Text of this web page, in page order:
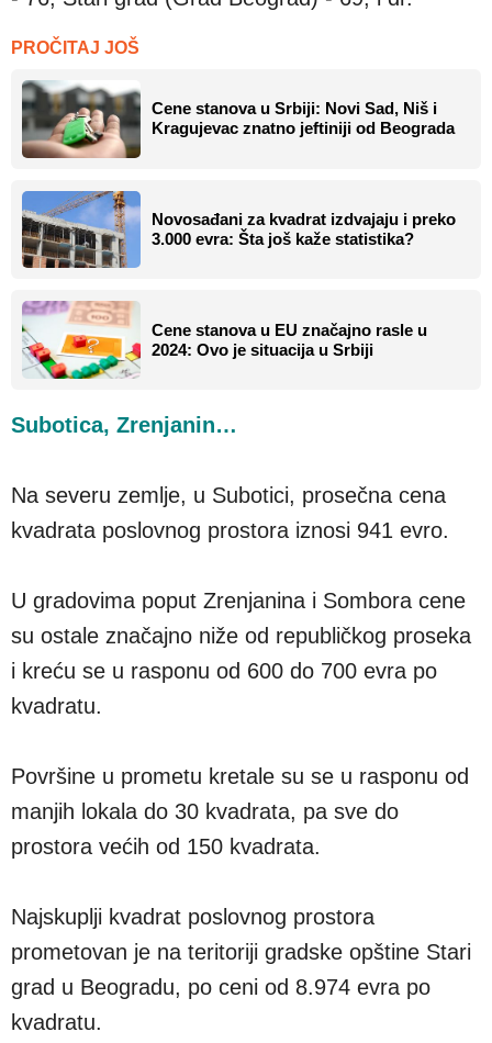
PROČITAJ JOŠ
Cene stanova u Srbiji: Novi Sad, Niš i
Kragujevac znatno jeftiniji od Beograda
Novosađani za kvadrat izdvajaju i preko
3.000 evra: Šta još kaže statistika?
Cene stanova u EU značajno rasle u
2024: Ovo je situacija u Srbiji
Subotica, Zrenjanin…
Na severu zemlje, u Subotici, prosečna cena
kvadrata poslovnog prostora iznosi 941 evro.
U gradovima poput Zrenjanina i Sombora cene
su ostale značajno niže od republičkog proseka
i kreću se u rasponu od 600 do 700 evra po
kvadratu.
Površine u prometu kretale su se u rasponu od
manjih lokala do 30 kvadrata, pa sve do
prostora većih od 150 kvadrata.
Najskuplji kvadrat poslovnog prostora
prometovan je na teritoriji gradske opštine Stari
grad u Beogradu, po ceni od 8.974 evra po
kvadratu.